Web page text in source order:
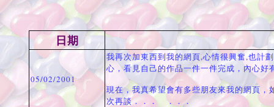
日期
05/02/2001
我再次加東西到我的網頁,心情很興奮,也計
心，看見自己的作品一件一件完成，內心好
現在，我真希望會有多些朋友來我的網頁
次再談．．． ．．．